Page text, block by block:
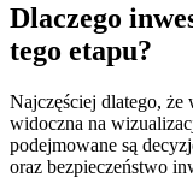
Dlaczego
tego etapu?
Najczęściej dlatego,
widoczna na
podejmowane są
oraz bezpieczeństwo